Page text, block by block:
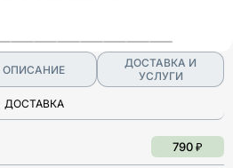
ОПИСАНИЕ
ДОСТАВКА И
УСЛУГИ
ДОСТАВКА
790 ₽